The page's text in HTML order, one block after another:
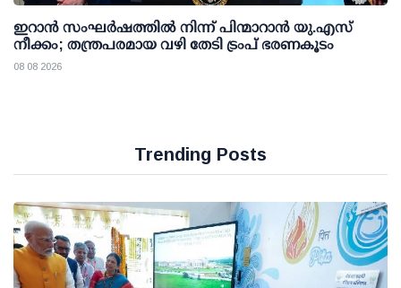
ഇറാന്‍ സംഘര്‍ഷത്തില്‍ നിന്ന് പിന്മാറാന്‍ യു.എസ്
നീക്കം; തന്ത്രപരമായ വഴി തേടി ട്രംപ് ഭരണകൂടം
08 08 2026
Trending Posts